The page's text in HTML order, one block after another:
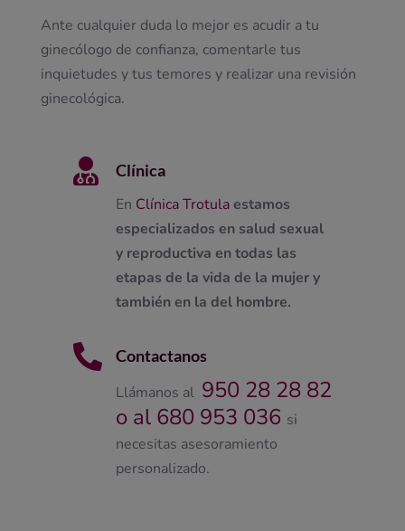
Ante cualquier duda lo mejor es acudir a tu
ginecólogo de confianza, comentarle tus
inquietudes y tus temores y realizar una revisión
ginecológica.

Clínica
En Clínica Trotulaestamos
especializados en salud sexual
y reproductiva en todas las
etapas de la vida de la mujer y
también en la del hombre.

Contactanos
Llámanos al 950 28 28 82
o al 680 953 036 si
necesitas asesoramiento
personalizado.